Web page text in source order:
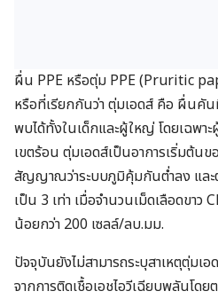
ผื่น PPE หรือตุ่ม PPE (Pruritic
หรือที่เรียกกันว่า ตุ่มเอดส์ คือ ผื่นคัน
พบได้ทั้งในเด็กและผู้ใหญ่ โดยเฉพา
เขตร้อน ตุ่มเอดส์เป็นอาการเริ่มต้นข
สัญญาณว่าระบบภูมิคุ้มกันต่ำลง และ
เป็น 3 เท่า เมื่อจำนวนเม็ดเลือดขาว
น้อยกว่า 200 เซลล์/ลบ.มม.
ปัจจุบันยังไม่สามารถระบุสาเหตุตุ่มเ
จากการติดเชื้อเอชไอวีเฉียบพลันโด